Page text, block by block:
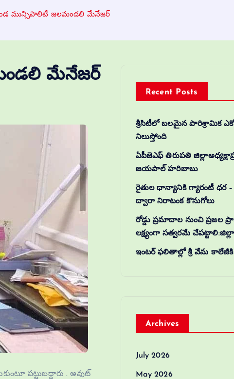
మున్సిపాలిటీ జలమండలి మేనేజర్‌
మేనేజర్‌
పట్టుబద్దారు . అవుట్‌
Recent Posts
శ్రీసిటీలో బలమైన పారిశ్రామిక
నిలుస్తోంది
ఏపీజెఎఫ్ తిరుపతి
జయపాల్ హరిబాబు
రైతుల ధాన్యానికి గ్యారంటీ ధర –
ద్వారా నిరాటంక కొనుగోలు
రోడ్డు ప్రమాదాల నుంచి
లక్ష్యంగా సత్వరమే చేపట్టాలి:జిల్లా
ఇంటర్ ఫలితాల్లో శ్రీ వేమ కాలేజీకి
Archives
July 2026
May 2026